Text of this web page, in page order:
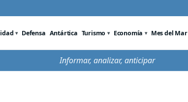
Defensa Antártica Turismo Economía Mes del Mar
Informar, analizar, anticipar